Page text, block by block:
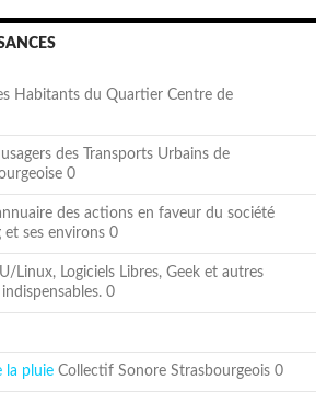
Habitants du Quartier Centre de
des Transports Urbains de
0
des actions en faveur du société
ses environs 0
Linux, Logiciels Libres, Geek et autres
0
la pluie Collectif Sonore Strasbourgeois 0